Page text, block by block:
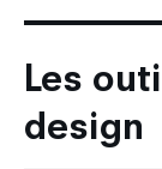
Les
design